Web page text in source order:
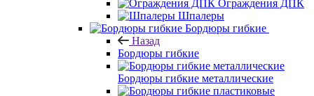
Ограждения ДПК
Шпалеры
Бордюры гибкие
Назад
Бордюры гибкие
Бордюры гибкие металлические